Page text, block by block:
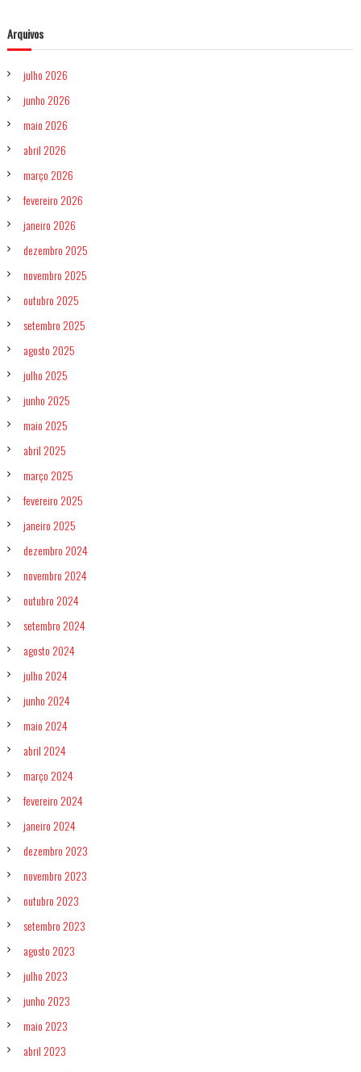
Arquivos
julho 2026
junho 2026
maio 2026
abril 2026
março 2026
fevereiro 2026
janeiro 2026
dezembro 2025
novembro 2025
outubro 2025
setembro 2025
agosto 2025
julho 2025
junho 2025
maio 2025
abril 2025
março 2025
fevereiro 2025
janeiro 2025
dezembro 2024
novembro 2024
outubro 2024
setembro 2024
agosto 2024
julho 2024
junho 2024
maio 2024
abril 2024
março 2024
fevereiro 2024
janeiro 2024
dezembro 2023
novembro 2023
outubro 2023
setembro 2023
agosto 2023
julho 2023
junho 2023
maio 2023
abril 2023